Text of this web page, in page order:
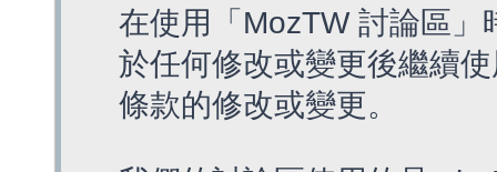
在使用「MozTW 討論區
於任何修改或變更後繼續
條款的修改或變更。